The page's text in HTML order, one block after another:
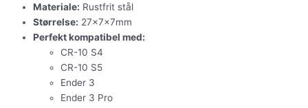
Materiale: Rustfrit stål
Størrelse: 27x7x7mm
Perfekt kompatibel med:
CR-10 S4
CR-10 S5
Ender 3
Ender 3 Pro